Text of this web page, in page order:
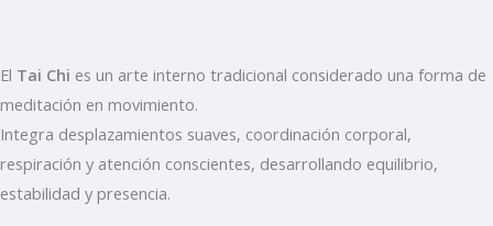
El Tai Chi es un arte interno tradicional considerado una forma de
meditación en movimiento.
Integra desplazamientos suaves, coordinación corporal,
respiración y atención conscientes, desarrollando equilibrio,
estabilidad y presencia.